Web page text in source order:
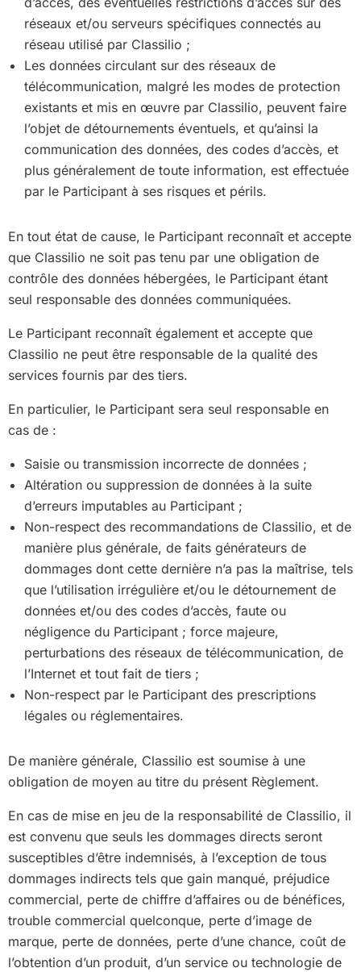
réseaux et/ou serveurs spécifiques connectés au
réseau utilisé par Classilio ;
Les données circulant sur des réseaux de
télécommunication, malgré les modes de protection
existants et mis en œuvre par Classilio, peuvent faire
l’objet de détournements éventuels, et qu’ainsi la
communication des données, des codes d’accès, et
plus généralement de toute information, est effectuée
par le Participant à ses risques et périls.
En tout état de cause, le Participant reconnaît et accepte
que Classilio ne soit pas tenu par une obligation de
contrôle des données hébergées, le Participant étant
seul responsable des données communiquées.
Le Participant reconnaît également et accepte que
Classilio ne peut être responsable de la qualité des
services fournis par des tiers.
En particulier, le Participant sera seul responsable en
cas de :
Saisie ou transmission incorrecte de données ;
Altération ou suppression de données à la suite
d’erreurs imputables au Participant ;
Non-respect des recommandations de Classilio, et de
manière plus générale, de faits générateurs de
dommages dont cette dernière n’a pas la maîtrise, tels
que l’utilisation irrégulière et/ou le détournement de
données et/ou des codes d’accès, faute ou
négligence du Participant ; force majeure,
perturbations des réseaux de télécommunication, de
l’Internet et tout fait de tiers ;
Non-respect par le Participant des prescriptions
légales ou réglementaires.
De manière générale, Classilio est soumise à une
obligation de moyen au titre du présent Règlement.
En cas de mise en jeu de la responsabilité de Classilio, il
est convenu que seuls les dommages directs seront
susceptibles d’être indemnisés, à l’exception de tous
dommages indirects tels que gain manqué, préjudice
commercial, perte de chiffre d’affaires ou de bénéfices,
trouble commercial quelconque, perte d’image de
marque, perte de données, perte d’une chance, coût de
l’obtention d’un produit, d’un service ou technologie de